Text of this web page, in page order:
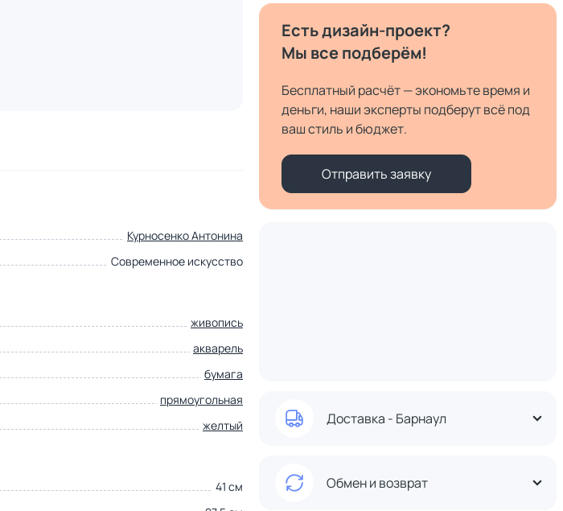
Курносенко Антонина
Современное искусство
живопись
акварель
бумага
прямоугольная
желтый
41 см
Есть дизайн-проект?
Мы все подберём!
Бесплатный расчёт — экономьте время и
деньги, наши эксперты подберут всё под
ваш стиль и бюджет.
Отправить заявку
Доставка - Барнаул
Обмен и возврат